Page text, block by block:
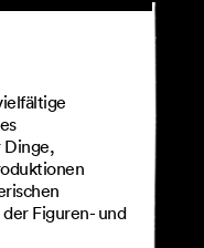
Dinge,
Figuren- und